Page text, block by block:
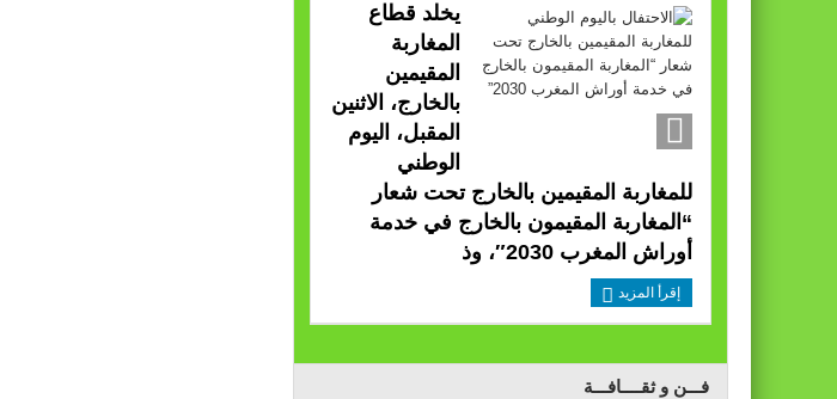
يخلد قطاع
المغاربة
المقيمين
بالخارج، الاثنين
المقبل، اليوم
الوطني
للمغاربة المقيمين بالخارج تحت شعار
“المغاربة المقيمون بالخارج في خدمة
أوراش المغرب 2030″، وذ
إقرأ المزيد
فـــن و ثقــــافـــة